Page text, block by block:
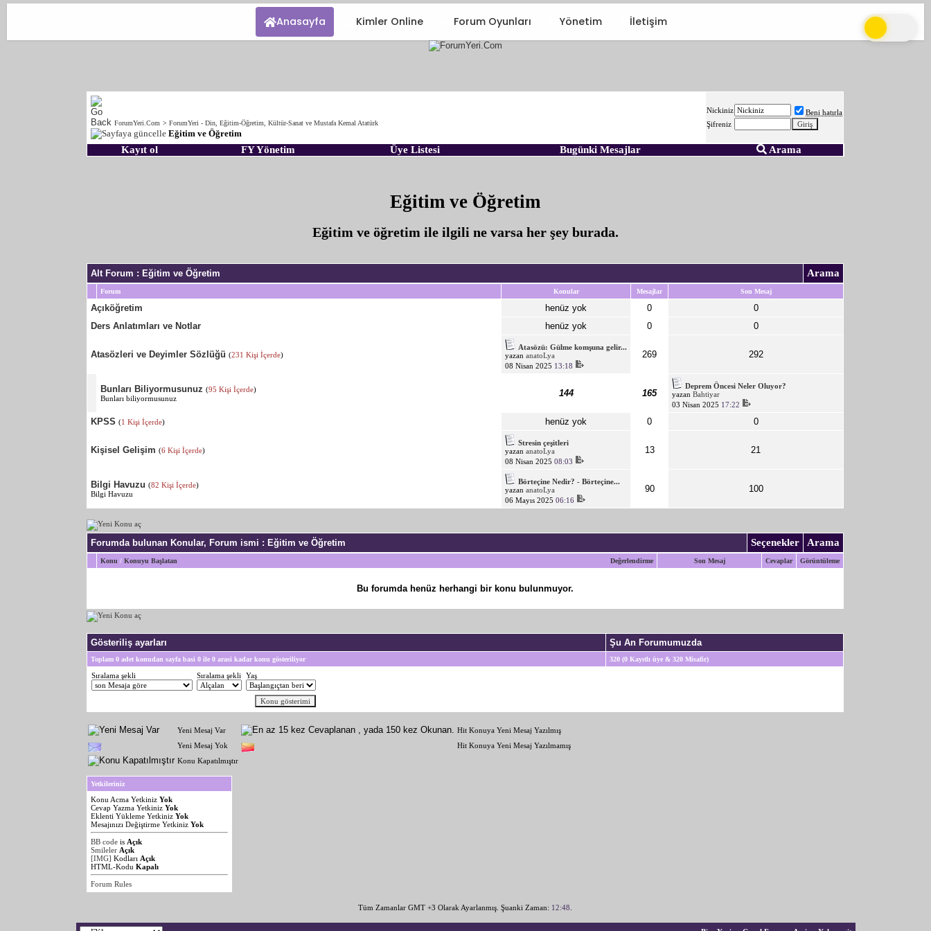
Anasayfa Kimler Online Forum Oyunları Yönetim İletişim
ForumYeri.Com >ForumYeri - Din, Eğitim-Öğretim, Kültür-Sanat ve Mustafa Kemal Atatürk
Eğitim ve Öğretim
Nickiniz
Beni hatırla
Şifreniz
Kayıt ol FY Yönetim Üye Listesi Bugünki Mesajlar Arama
Eğitim ve Öğretim
Eğitim ve öğretim ile ilgili ne varsa her şey burada.
Alt Forum : Eğitim ve Öğretim Arama
Forum Konular Mesajlar Son Mesaj
Açıköğretim henüz yok 0
0
Ders Anlatımları ve Notlar
henüz yok 0 0
Atasözleri ve Deyimler Sözlüğü (231 Kişi İçerde)
Atasözü: Gülme komşuna gelir...
yazananatoLya
08 Nisan 2025 13:18
269 292
Bunları Biliyormusunuz (95 Kişi İçerde)
Bunları biliyormusunuz
144 165
Deprem Öncesi Neler Oluyor?
yazanBahtiyar
03 Nisan 2025 17:22
KPSS (1 Kişi İçerde) henüz yok 0 0
Kişisel Gelişim (6 Kişi İçerde)
Stresin çeşitleri
yazananatoLya
08 Nisan 202508:03
13 21
Bilgi Havuzu (82 Kişi İçerde)
Bilgi Havuzu
Börteçine Nedir? - Börteçine...
yazananatoLya
06 Mayıs 202506:16
90 100
Forumda bulunan Konular, Forum ismi : Eğitim ve Öğretim Seçenekler Arama
Değerlendirme
Konu /Konuyu Başlatan Son Mesaj Cevaplar Görüntüleme
Bu forumda henüz herhangi bir konu bulunmuyor.
Gösteriliş ayarları Şu An Forumumuzda
Toplam 0 adet konudan sayfa basi 0 ile 0 arasi kadar konu gösteriliyor 320 (0 Kayıtlı üye & 320 Misafir)
Sıralama şekli Sıralama şekli Yaş
Yeni Mesaj Var
Hit Konuya Yeni Mesaj Yazılmış
Yeni Mesaj Yok
Hit Konuya Yeni Mesaj Yazılmamış
Konu Kapatılmıştır
Yetkileriniz
Konu Acma YetkinizYok
Cevap Yazma YetkinizYok
Eklenti Yükleme YetkinizYok
Mesajınızı Değiştirme YetkinizYok
BB code is Açık
Smileler Açık
[IMG] Kodları Açık
HTML-KoduKapalı
Forum Rules
Tüm Zamanlar GMT +3 Olarak Ayarlanmış. Şuanki Zaman: 12:48